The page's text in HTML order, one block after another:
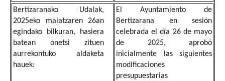
Bertizaranako Udalak,
2025eko maiatzaren 26an
egindako bilkuran, hasiera
batean onetsi zituen
aurrekontuko aldaketa
hauek:
El Ayuntamiento de
Bertizarana en sesión
celebrada el día 26 de mayo
de 2025, aprobó
inicialmente las siguientes
modificaciones
presupuestarias